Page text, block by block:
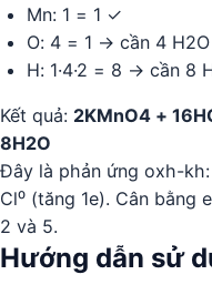
Mn: 1 = 1 ✓
O: 4 = 1 → cần 4
H: 1·4·2 = 8 → cần 8
Kết quả: 2KMnO4 +
8H2O
Đây là phản ứng oxh-kh:
Cl⁰ (tăng 1e). Cân
2 và 5.
Hướng dẫn sử